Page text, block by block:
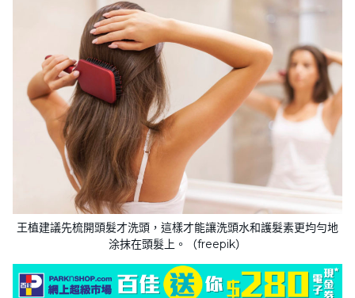
王植建議先梳開頭髮才洗頭，這樣才能讓洗頭水和護髮素更均勻地
涂抹在頭髮上。（freepik）